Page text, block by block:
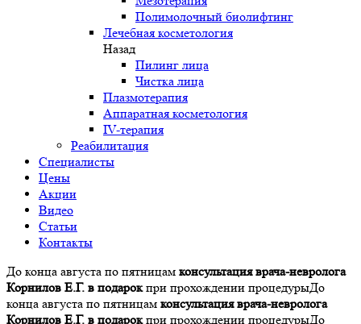
Полимолочный биолифтинг
Лечебная косметология
Назад
Пилинг лица
Чистка лица
Плазмотерапия
Аппаратная косметология
IV-терапия
Реабилитация
Специалисты
Цены
Акции
Видео
Статьи
Контакты
До конца августа по пятницам консультация врача-невролога
Корнилов Е.Г. в подарокпри прохождении процедурыДо
конца августа по пятницам консультация врача-невролога
Корнилов Е.Г. в подарокпри прохождении процедурыДо